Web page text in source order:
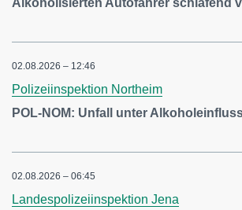
02.08.2026 – 12:46
Polizeiinspektion Northeim
POL-NOM: Unfall unter
02.08.2026 – 06:45
Landespolizeiinspektion Jena